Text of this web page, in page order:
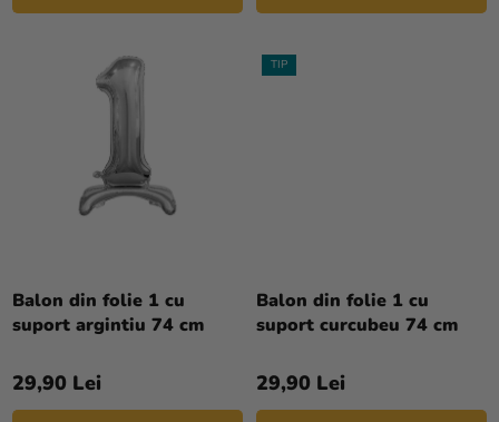
personalizate
Lichidare
Despre
Evaluarea
magazinului
Balon din folie 1 cu
suport argintiu 74 cm
29,90 Lei
TIP
Balon din folie 1 cu
suport curcubeu 74 cm
29,90 Lei